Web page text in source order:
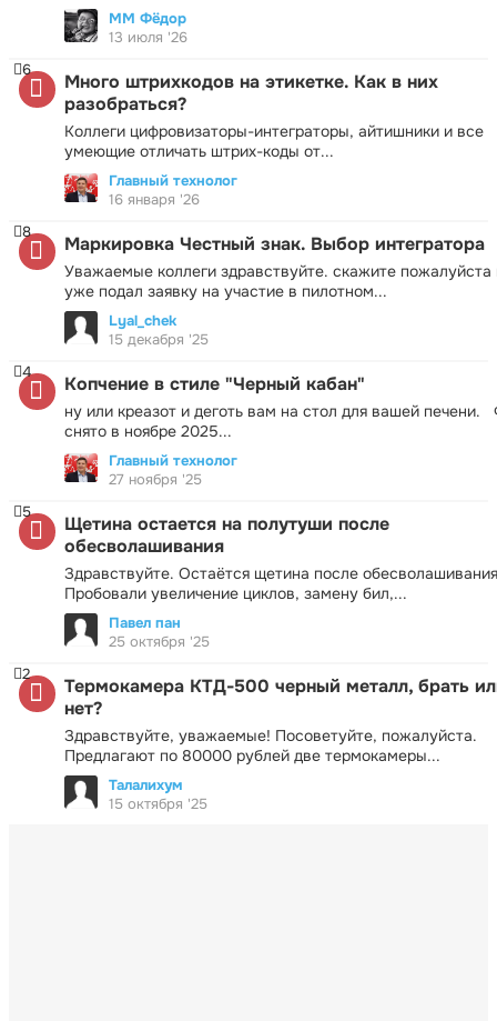
ММ Фёдор
13 июля '26
Много штрихкодов на этикетке. Как в них
разобраться?
Коллеги цифровизаторы-интеграторы, айтишники и все
умеющие отличать штрих-коды от...
6
Главный технолог
16 января '26
Маркировка Честный знак. Выбор интегратора
Уважаемые коллеги здравствуйте. скажите пожалуйста
уже подал заявку на участие в пилотном...
8
Lyal_chek
15 декабря '25
Копчение в стиле "Черный кабан"
ну или креазот и деготь вам на стол для вашей печени.
снято в ноябре 2025...
4
Главный технолог
27 ноября '25
Щетина остается на полутуши после
обесволашивания
Здравствуйте. Остаётся щетина после
Пробовали увеличение циклов, замену бил,...
5
Павел пан
25 октября '25
Термокамера КТД-500 черный металл, брать
нет?
Здравствуйте, уважаемые! Посоветуйте, пожалуйста.
Предлагают по 80000 рублей две термокамеры...
2
Талалихум
15 октября '25